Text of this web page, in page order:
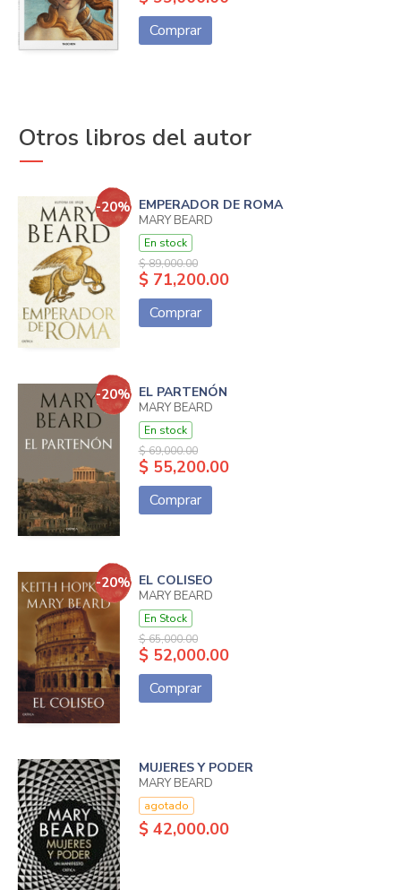
Comprar
Otros libros del autor
-20% EMPERADOR DE ROMA
MARY BEARD
En stock
$ 89,000.00
$ 71,200.00
Comprar
-20% EL PARTENÓN
MARY BEARD
En stock
$ 69,000.00
$ 55,200.00
Comprar
-20% EL COLISEO
MARY BEARD
En Stock
$ 65,000.00
$ 52,000.00
Comprar
MUJERES Y PODER
MARY BEARD
agotado
$ 42,000.00